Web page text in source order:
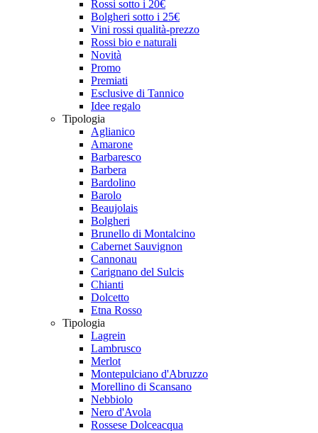
Rossi sotto i 20€
Bolgheri sotto i 25€
Vini rossi qualità-prezzo
Rossi bio e naturali
Novità
Promo
Premiati
Esclusive di Tannico
Idee regalo
Tipologia
Aglianico
Amarone
Barbaresco
Barbera
Bardolino
Barolo
Beaujolais
Bolgheri
Brunello di Montalcino
Cabernet Sauvignon
Cannonau
Carignano del Sulcis
Chianti
Dolcetto
Etna Rosso
Tipologia
Lagrein
Lambrusco
Merlot
Montepulciano d'Abruzzo
Morellino di Scansano
Nebbiolo
Nero d'Avola
Rossese Dolceacqua